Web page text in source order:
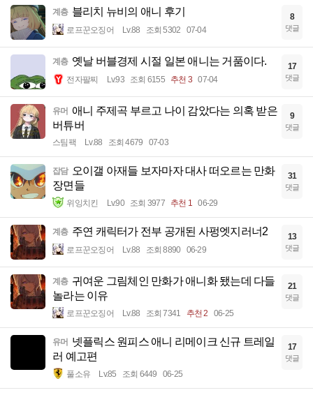
계층 블리치 뉴비의 애니 후기
로프꾼오징어 Lv.88 조회 5302 07-04
8
댓글
계층 옛날 버블경제 시절 일본 애니는 거품이다.
전자팔찌 Lv.93 조회 6155 추천 3 07-04
17
댓글
유머 애니 주제곡 부르고 나이 감았다는 의혹 받은
버튜버
스팀팩 Lv.88 조회 4679 07-03
9
댓글
잡담 오이갤 아재들 보자마자 대사 떠오르는 만화
장면들
위잉치킨 Lv.90 조회 3977 추천 1 06-29
31
댓글
계층 주연 캐릭터가 전부 공개된 사펑엣지러너2
로프꾼오징어 Lv.88 조회 8890 06-29
13
댓글
계층 귀여운 그림체인 만화가 애니화 됐는데 다들
놀라는 이유
로프꾼오징어 Lv.88 조회 7341 추천 2 06-25
21
댓글
유머 넷플릭스 원피스 애니 리메이크 신규 트레일
러 예고편
풀소유 Lv.85 조회 6449 06-25
17
댓글